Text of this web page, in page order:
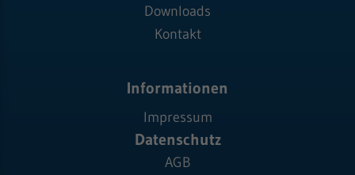
Downloads
Kontakt
Informationen
Impressum
Datenschutz
AGB